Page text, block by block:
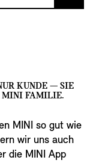
KUNDE — SIE
MINI FAMILIE.
MINI so gut wie
wir uns auch
die MINI App